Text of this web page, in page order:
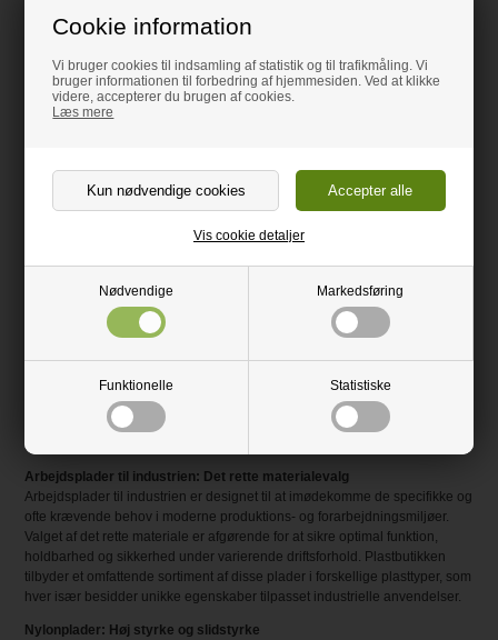
Cookie information
Vi bruger cookies til indsamling af statistik og til trafikmåling. Vi
bruger informationen til forbedring af hjemmesiden. Ved at klikke
videre, accepterer du brugen af cookies.
Læs mere
Nødvendige Markedsføring
Funktionelle Statistiske
Vis cookie detaljer
20mm Isolerende plade
1000x3000mm
1.055,00 DKK
Lev. 1-3 dage
Arbejdsplader til industrien: Det rette materialevalg
Arbejdsplader til industrien er designet til at imødekomme de specifikke og
ofte krævende behov i moderne produktions- og forarbejdningsmiljøer.
Valget af det rette materiale er afgørende for at sikre optimal funktion,
holdbarhed og sikkerhed under varierende driftsforhold. Plastbutikken
tilbyder et omfattende sortiment af disse plader i forskellige plasttyper, som
hver især besidder unikke egenskaber tilpasset industrielle anvendelser.
Nylonplader: Høj styrke og slidstyrke